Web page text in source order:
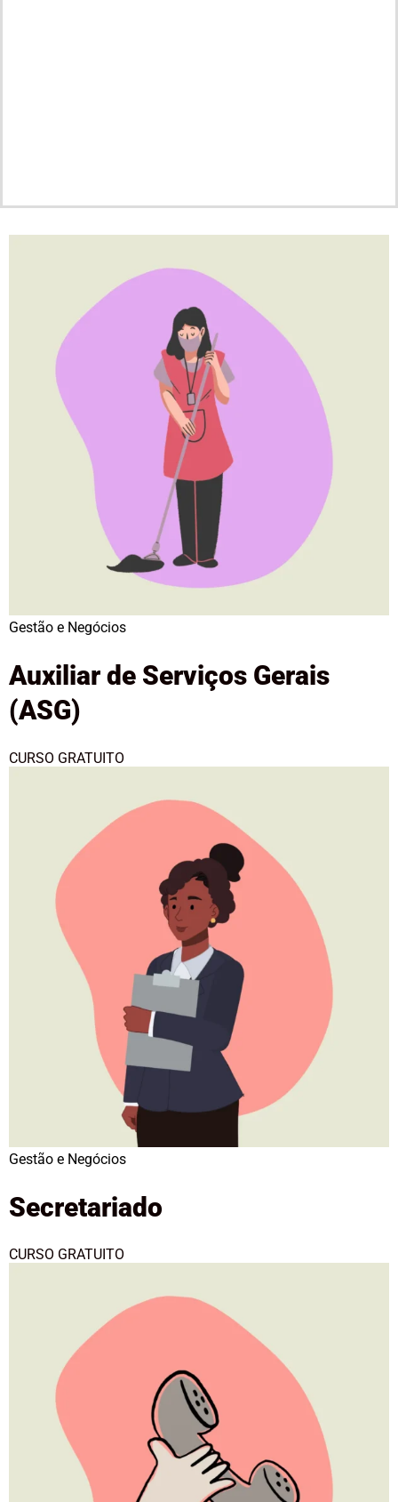
Gestão e Negócios
Auxiliar de Serviços Gerais
(ASG)
CURSO GRATUITO
Gestão e Negócios
Secretariado
CURSO GRATUITO